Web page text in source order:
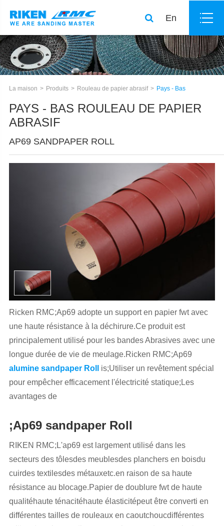
En
La maison Produits Rouleau de papier abrasif Pays - Bas
PAYS - BAS ROULEAU DE PAPIER
ABRASIF
AP69 SANDPAPER ROLL
Ricken RMC;Ap69 adopte un support en papier fwt avec
une haute résistance à la déchirure.Ce produit est
principalement utilisé pour les bandes Abrasives avec une
longue durée de vie de meulage.Ricken RMC;Ap69
alumine sandpaper Roll is;Utiliser un revêtement spécial
pour empêcher efficacement l'électricité statique;Les
avantages de
;Ap69 sandpaper Roll
RIKEN RMC;L'ap69 est largement utilisé dans les
secteurs des tôlesdes meublesdes planchers en boisdu
cuirdes textilesdes métauxetc.en raison de sa haute
résistance au blocage.Papier de doublure fwt de haute
qualitéhaute ténacitéhaute élasticitépeut être converti en
différentes tailles de rouleaux en caoutchoucdifférentes